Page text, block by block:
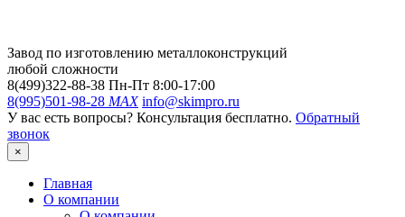
Завод по изготовлению металлоконструкций
любой сложности
8(499)322-88-38 Пн-Пт 8:00-17:00
8(995)501-98-28 MAX info@skimpro.ru
У вас есть вопросы? Консультация бесплатно. Обратный
звонок
×
Главная
О компании